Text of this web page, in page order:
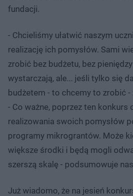
fundacji.
- Chcieliśmy ułatwić naszym
realizację ich pomysłów. Sami
zrobić bez budżetu, bez
wystarczają, ale... jeśli tylko się
budżetem - to chcemy to zrobić -
- Co ważne, poprzez ten konkurs
realizowania swoich pomysłów
programy mikrograntów. Może
większe środki i będą mogli
szerszą skalę - podsumowuje
Już wiadomo, że na jesień